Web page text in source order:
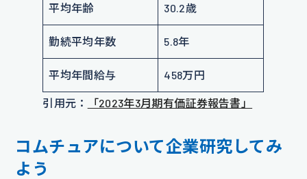
平均年齢 30.2歳
勤続平均年数 5.8年
平均年間給与 458万円
引用元： 「2023年3月期有価証券報告書」
コムチュアについて企業研究してみ
よう